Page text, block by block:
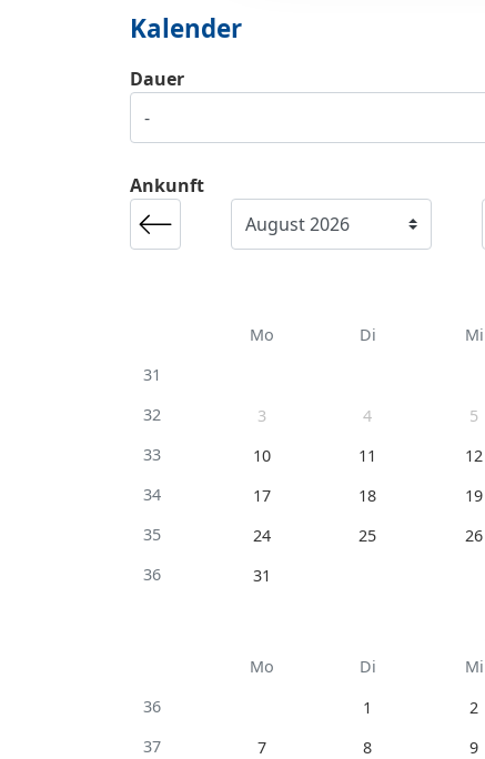
Kalender
Ankunft
Mo
Di Mi
31
32
3 4 5
33
10 11 12
34
17 18 19
35
24 25 26
36
31
Mo
Di Mi
36
1 2
37
7 8 9
Dauer